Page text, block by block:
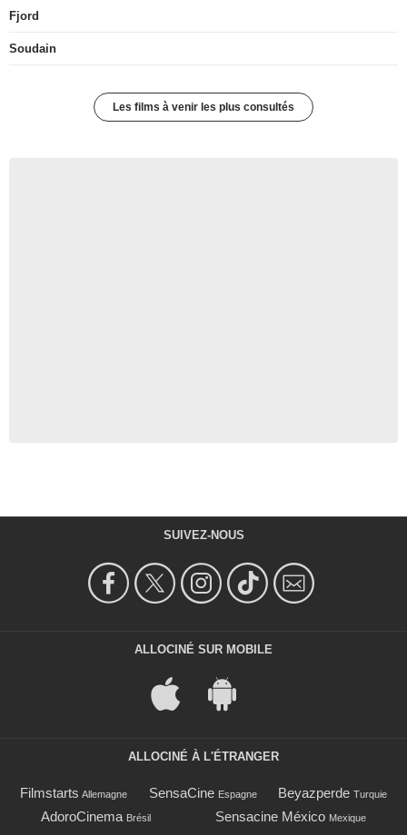
Fjord
Soudain
Les films à venir les plus consultés
SUIVEZ-NOUS
ALLOCINÉ SUR MOBILE
ALLOCINÉ À L'ÉTRANGER
Filmstarts Allemagne SensaCine Espagne Beyazperde Turquie
AdoroCinema Brésil Sensacine México Mexique